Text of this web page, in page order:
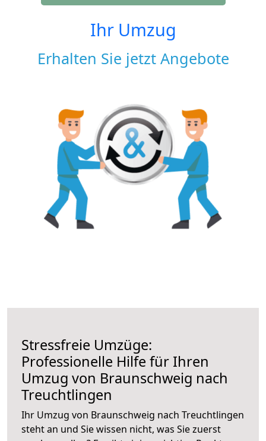
Ihr Umzug
Erhalten Sie jetzt Angebote
Stressfreie Umzüge:
Professionelle Hilfe für Ihren
Umzug von Braunschweig nach
Treuchtlingen
Ihr Umzug von Braunschweig nach Treuchtlingen
steht an und Sie wissen nicht, was Sie zuerst